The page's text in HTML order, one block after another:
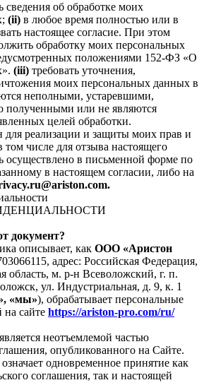
сведения об обработке моих
(ii) в любое время полностью или в
настоящее согласие. При этом
обработку моих персональных
положениями 152-ФЗ «О
(iii) требовать уточнения,
моих персональных данных в
неполными, устаревшими,
полученными или не являются
целей обработки.
реализации и защиты моих прав и
том числе для отзыва настоящего
осуществлено в письменной форме по
в настоящем согласии, либо на
документ?
описывает, как ООО «Аристон
адрес: Российская Федерация,
область, м. р-н Всеволожский, г. п.
ул. Индустриальная, д. 9, к. 1
«мы»), обрабатывает персональные
на сайте https://ariston-pro.com/ru/
неотъемлемой частью
опубликованного на Сайте.
одновременное принятие как
соглашения, так и настоящей